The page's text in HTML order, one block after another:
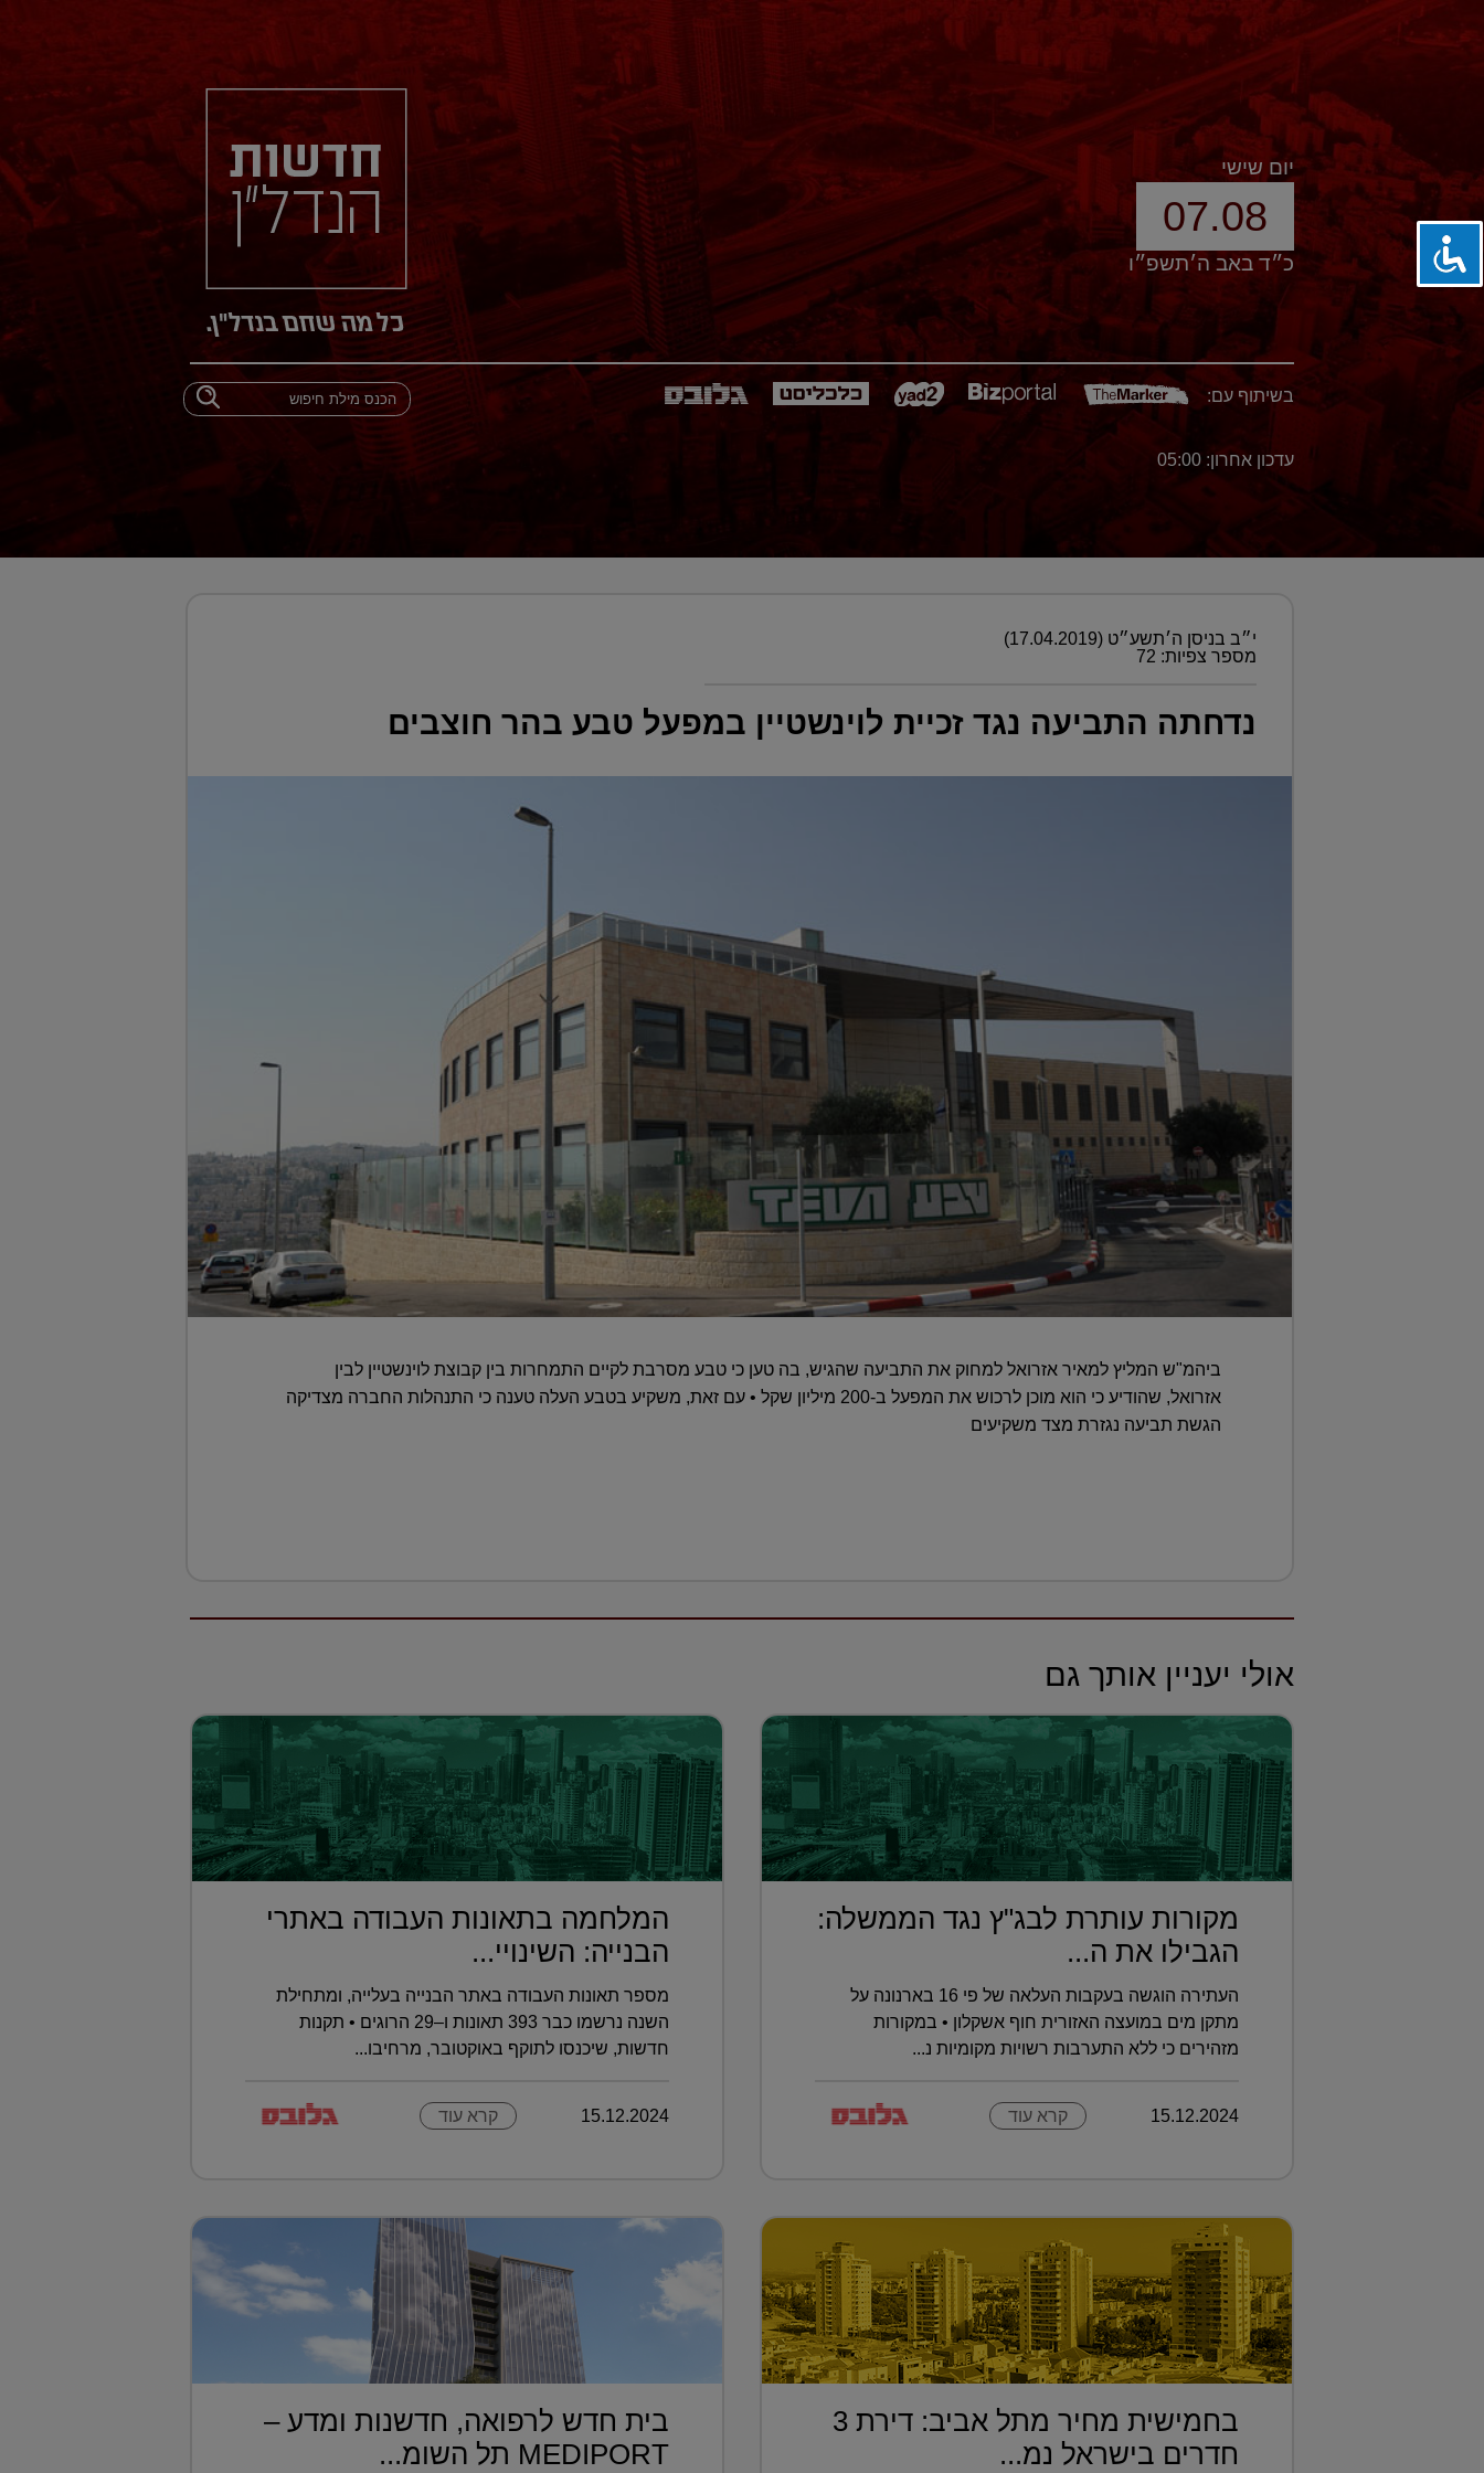
יום שישי
07.08
כ״ד באב ה׳תשפ״ו
בשיתוף עם:
עדכון אחרון: 05:00
י״ב בניסן ה׳תשע״ט (17.04.2019)
מספר צפיות: 72
נדחתה התביעה נגד זכיית לוינשטיין במפעל טבע בהר חוצבים
ביהמ"ש המליץ למאיר אזרואל למחוק את התביעה שהגיש, בה טען כי טבע מסרבת לקיים התמחרות בין קבוצת לוינשטיין לבין
אזרואל, שהודיע כי הוא מוכן לרכוש את המפעל ב-200 מיליון שקל • עם זאת, משקיע בטבע העלה טענה כי התנהלות החברה מצדיקה
הגשת תביעה נגזרת מצד משקיעים
אולי יעניין אותך גם
מקורות עותרת לבג"ץ נגד הממשלה:
הגבילו את ה...
העתירה הוגשה בעקבות העלאה של פי 16 בארנונה על
מתקן מים במועצה האזורית חוף אשקלון • במקורות
מזהירים כי ללא התערבות רשויות מקומיות נ...
15.12.2024 קרא עוד
המלחמה בתאונות העבודה באתרי
הבנייה: השינויי...
מספר תאונות העבודה באתר הבנייה בעלייה, ומתחילת
השנה נרשמו כבר 393 תאונות ו–29 הרוגים • תקנות
חדשות, שיכנסו לתוקף באוקטובר, מרחיבו...
15.12.2024 קרא עוד
בחמישית מחיר מתל אביב: דירת 3
חדרים בישראל נמ...
בית חדש לרפואה, חדשנות ומדע –
MEDIPORT תל השומ...